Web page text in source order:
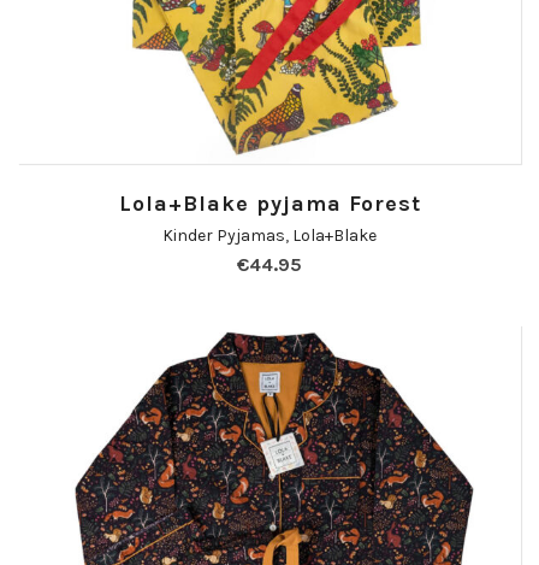
Lola+Blake pyjama Forest
Kinder Pyjamas, Lola+Blake
€44.95